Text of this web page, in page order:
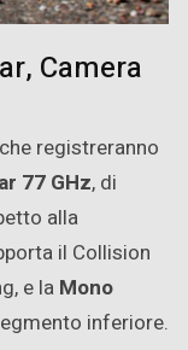
Camera
registreranno
77 GHz, di
alla
il Collision
e la Mono
inferiore.